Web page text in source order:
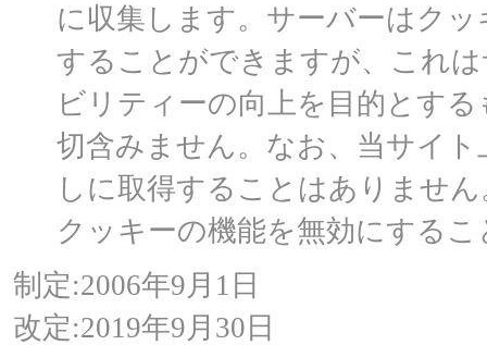
に収集します。サーバーはク
することができますが、これ
ビリティーの向上を目的とす
切含みません。なお、当サイ
しに取得することはありませ
クッキーの機能を無効にする
制定:2006年9月1日
改定:2019年9月30日